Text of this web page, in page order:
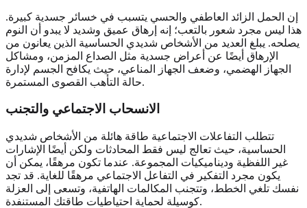
إن الحمل الزائد العاطفي والحسي يتسبب في خسائر جسدية كبيرة.
هذا ليس مجرد شعور بالتعب؛ إنه إرهاق عميق وشديد لا يبدو أن النوم
يصلحه. يبلغ العديد من الأشخاص شديدي الحساسية الذين يعانون من
الإرهاق أيضًا عن أعراض جسدية مثل الصداع المزمن، ومشاكل
الجهاز الهضمي، وضعف الجهاز المناعي، حيث يكافح الجسم لإدارة
حالة التأهب القصوى المستمرة.
الانسحاب الاجتماعي والتجنب
تتطلب التفاعلات الاجتماعية طاقة هائلة من الأشخاص شديدي
الحساسية، حيث تعالج ليس فقط المحادثات ولكن أيضًا الإشارات
غير اللفظية وديناميكيات المجموعة. عندما تكون مرهقًا، يمكن أن
يكون مجرد التفكير في التفاعل الاجتماعي مرهقًا للغاية. قد تجد
نفسك تلغي الخطط، وتتجنب المكالمات الهاتفية، وتسعى إلى العزلة
كوسيلة لحماية احتياطيات طاقتك المستنفدة.